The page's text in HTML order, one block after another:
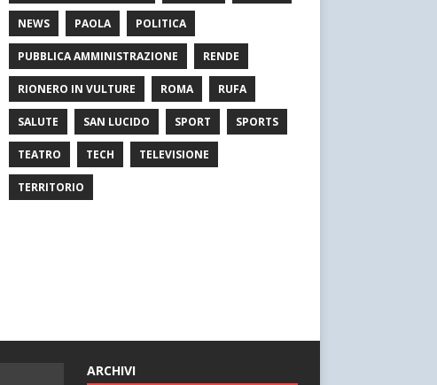
NEWS PAOLA POLITICA
PUBBLICA AMMINISTRAZIONE RENDE
RIONERO IN VULTURE ROMA RUFA
SALUTE SAN LUCIDO SPORT SPORTS
TEATRO TECH TELEVISIONE
TERRITORIO
ARCHIVI